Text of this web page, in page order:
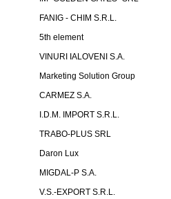
FANIG - CHIM S.R.L.
5th element
VINURI IALOVENI S.A.
Marketing Solution Group
CARMEZ S.A.
I.D.M. IMPORT S.R.L.
TRABO-PLUS SRL
Daron Lux
MIGDAL-P S.A.
V.S.-EXPORT S.R.L.